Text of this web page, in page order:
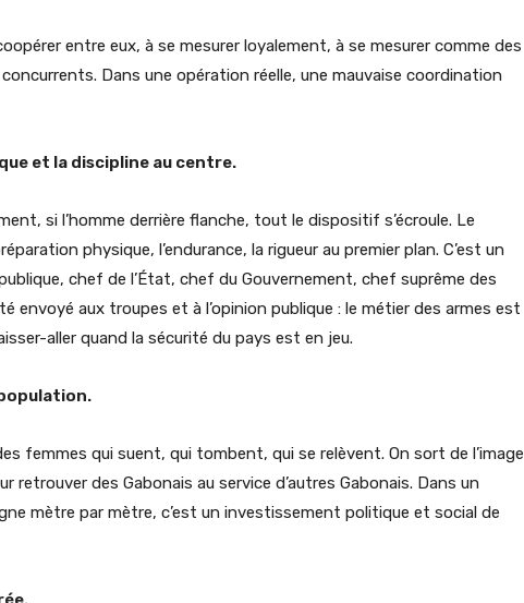
entre eux, à se mesurer loyalement, à se mesurer comme des
Dans une opération réelle, une mauvaise coordination
et la discipline au centre.
si l’homme derrière flanche, tout le dispositif s’écroule. Le
physique, l’endurance, la rigueur au premier plan. C’est un
chef de l’État, chef du Gouvernement, chef suprême des
envoyé aux troupes et à l’opinion publique : le métier des armes est
aller quand la sécurité du pays est en jeu.
femmes qui suent, qui tombent, qui se relèvent. On sort de l’image
retrouver des Gabonais au service d’autres Gabonais. Dans un
mètre par mètre, c’est un investissement politique et social de